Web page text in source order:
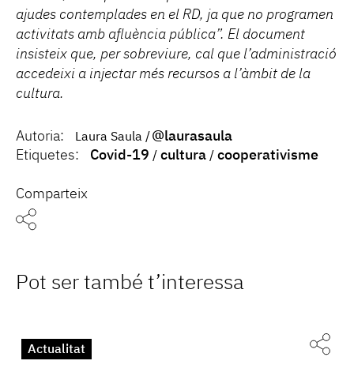
ajudes contemplades en el RD, ja que no programen
activitats amb afluència pública”. El document
insisteix que, per sobreviure, cal que l’administració
accedeixi a injectar més recursos a l’àmbit de la
cultura.
Autoria: Laura Saula
@laurasaula
Etiquetes:
Covid-19 cultura cooperativisme
Comparteix
Pot ser també t’interessa
Actualitat